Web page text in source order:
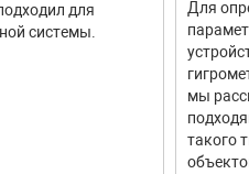
для
системы.
Для
мы
такого